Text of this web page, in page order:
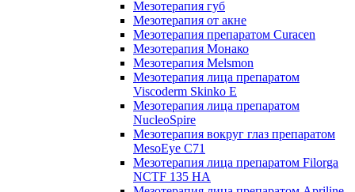
Мезотерапия губ
Мезотерапия от акне
Мезотерапия препаратом Curacen
Мезотерапия Монако
Мезотерапия Melsmon
Мезотерапия лица препаратом
Viscoderm Skinko E
Мезотерапия лица препаратом
NucleoSpire
Мезотерапия вокруг глаз препаратом
MesoEye С71
Мезотерапия лица препаратом Filorga
NCTF 135 HA